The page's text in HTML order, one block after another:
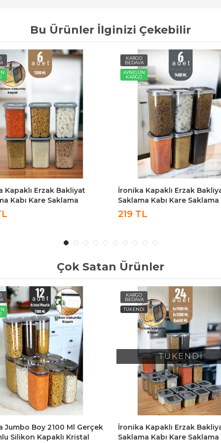
Bu Ürünler İlginizi Çekebilir
Kapaklı Erzak Bakliyat
Kabı Kare Saklama
Seti 6 Adet 1400 ML
KARGO
BEDAVA
AYNIGÜN
KARGO
İronika 8li Silikon Kapaklı
Hediyeli 1300 Ml Erzak
Saklama Kabı Seti Antrasit
249 TL
Çok Satan Ürünler
TÜKENDİ
Kapaklı Erzak Bakliyat
Kabı Kare Saklama
KARGO
BEDAVA
AYNIGÜN
KARGO
İronika Kapaklı Erzak
Saklama Kabı Kare Saklama